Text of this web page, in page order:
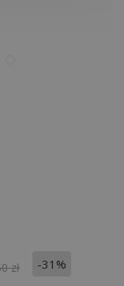
zł -31%